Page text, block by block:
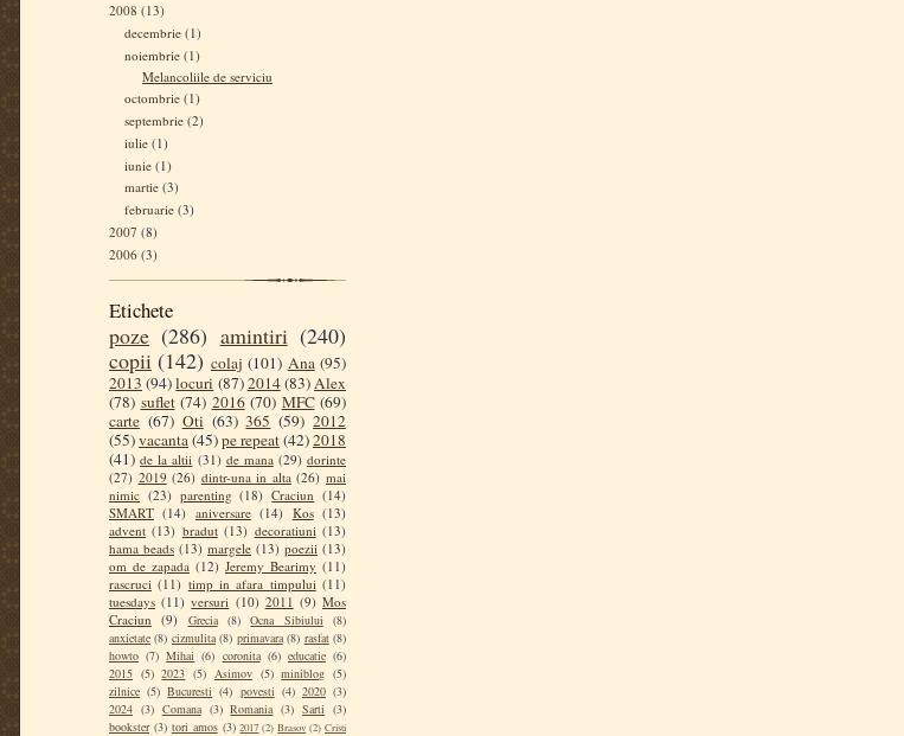
2008 (13)
decembrie (1)
noiembrie (1)
Melancoliile de serviciu
octombrie (1)
septembrie (2)
iulie (1)
iunie (1)
martie (3)
februarie (3)
2007 (8)
2006 (3)
Etichete
poze (286) amintiri (240)
copii (142) colaj (101) Ana (95)
2013 (94)locuri (87)2014(83)Alex
(78) suflet (74) 2016 (70) MFC (69)
carte (67) Oti (63) 365 (59) 2012
(55)vacanta(45)pe repeat(42)2018
(41) de la altii (31) de mana (29) dorinte
(27) 2019 (26) dintr-una in alta (26) mai
nimic (23) parenting (18) Craciun (14)
SMART (14) aniversare (14) Kos (13)
advent (13) bradut (13) decoratiuni (13)
hama beads (13) margele (13) poezii (13)
om de zapada (12) Jeremy Bearimy (11)
rascruci (11) timp in afara timpului (11)
tuesdays (11) versuri (10) 2011 (9) Mos
Craciun
(9) Grecia (8) Ocna Sibiului
(8)
anxietate (8) cizmulita (8) primavara (8) rasfat (8)
howto (7) Mihai (6) coronita (6) educatie (6)
2015 (5) 2023 (5) Asimov (5) miniblog (5)
zilnice (5) Bucuresti (4) povesti (4) 2020 (3)
2024 (3) Comana (3) Romania (3) Sarti (3)
bookster (3) tori amos (3) 2017 (2) Brasov (2) Cristi